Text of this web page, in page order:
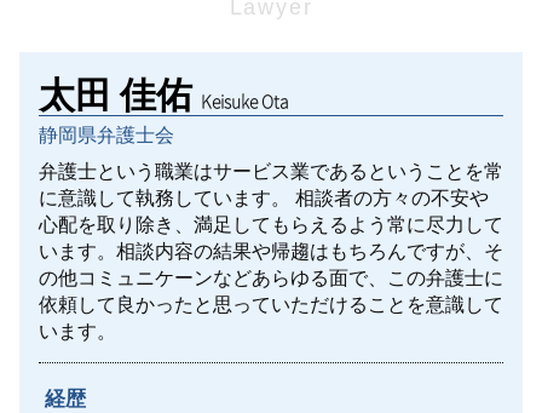
債権回収
不動産売買契約書 注意点
三鷹市 一般民事
日野市 家事事件
東村山市 一般民事
債権回収 弁護士法
不動産売買 弁護士
交通事故 弁護士 タイミング
労災 弁護士
福生市 労働問題
立川市 労働問題
労働問題 改善
労働問題 海外
労働問題 企業側 弁護士
労働問題 雇い止めとは
未払い残業代 分割
府中市 労働問題
日野市 労働問題
小平市 労働問題
離婚したい 男
離婚調停 期間
離婚 ペット 養育費
調布市 離婚 相談
武蔵村山市 離婚 相談
住宅ローン 財産分与
離婚 親権 母親
離婚 協議書
八王子市 離婚 相談
離婚したい 準備
離婚 暴力
Lawyer
太田 佳佑 Keisuke Ota
静岡県弁護士会
弁護士という職業はサービス業であるということを常
に意識して執務しています。
相談者の方々の不安や
心配を取り除き、満足してもらえるよう常に尽力して
います。相談内容の結果や帰趨はもちろんですが、そ
の他コミュニケーンなどあらゆる面で、この弁護士に
依頼して良かったと思っていただけることを意識して
います。
経歴